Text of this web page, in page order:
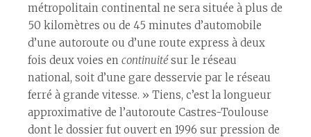
métropolitain continental ne sera située à plus de
50 kilomètres ou de 45 minutes d’automobile
d’une autoroute ou d’une route express à deux
fois deux voies encontinuitésur le réseau
national, soit d’une gare desservie par le réseau
ferré à grande vitesse. » Tiens, c’est la longueur
approximative de l’autoroute Castres-Toulouse
dont le dossier fut ouvert en 1996 sur pression de